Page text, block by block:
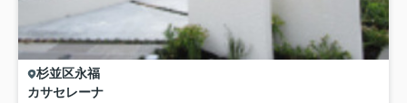
杉並区永福
カサセレーナ